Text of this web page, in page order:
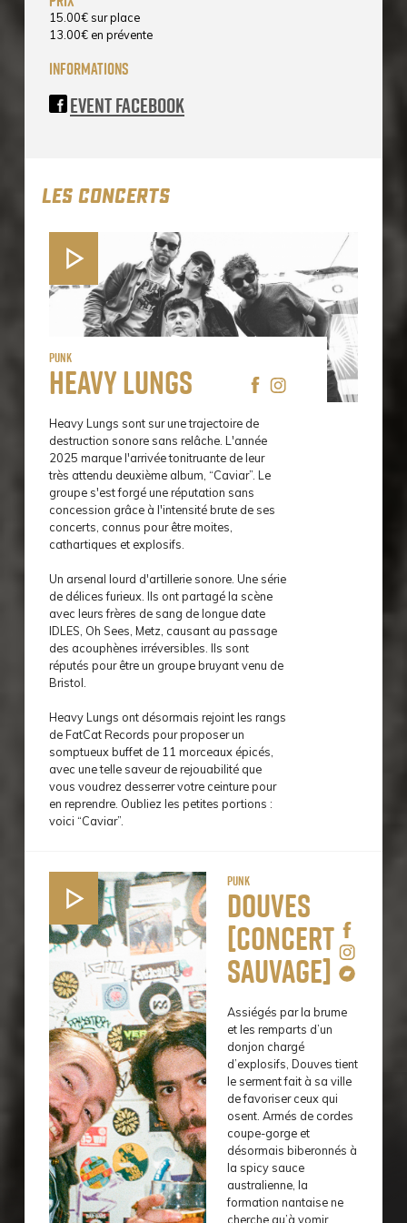
15.00€ sur place
13.00€ en prévente
informations
Event Facebook
LES CONCERTS
Punk
Heavy Lungs
Heavy Lungs sont sur une trajectoire de
destruction sonore sans relâche. L'année
2025 marque l'arrivée tonitruante de leur
très attendu deuxième album, “Caviar”. Le
groupe s'est forgé une réputation sans
concession grâce à l'intensité brute de ses
concerts, connus pour être moites,
cathartiques et explosifs.
Un arsenal lourd d'artillerie sonore. Une série
de délices furieux. Ils ont partagé la scène
avec leurs frères de sang de longue date
IDLES, Oh Sees, Metz, causant au passage
des acouphènes irréversibles. Ils sont
réputés pour être un groupe bruyant venu de
Bristol.
Heavy Lungs ont désormais rejoint les rangs
de FatCat Records pour proposer un
somptueux buffet de 11 morceaux épicés,
avec une telle saveur de rejouabilité que
vous voudrez desserrer votre ceinture pour
en reprendre. Oubliez les petites portions :
voici “Caviar”.
Punk
Douves
[concert
sauvage]
Assiégés par la brume
et les remparts d’un
donjon chargé
d’explosifs, Douves tient
le serment fait à sa ville
de favoriser ceux qui
osent. Armés de cordes
coupe-gorge et
désormais biberonnés à
la spicy sauce
australienne, la
formation nantaise ne
cherche qu’à vomir